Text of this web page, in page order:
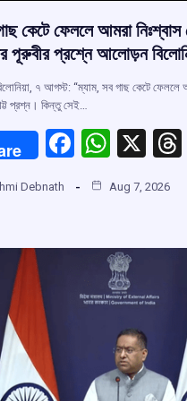
কেটে ফেললে আমরা
পূরুবীর প্রশ্নে আলোড়ন
৭ আগস্ট: “ম্যাম, সব গাছ কেটে ফেললে
প্রশ্ন। কিন্তু সেই…
F
ce
o
o
k
W
at
A
p
p
X
Debnath Aug 7, 2026